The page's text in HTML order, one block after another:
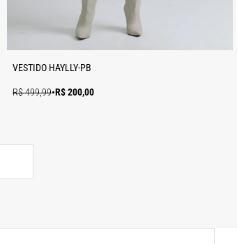
VESTIDO HAYLLY-PB
R$ 499,99•R$ 200,00